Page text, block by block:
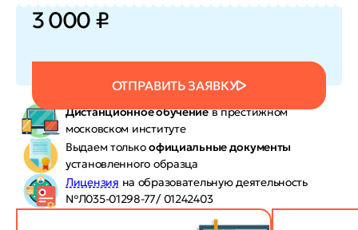
3 000 ₽
ОТПРАВИТЬ ЗАЯВКУ
Дистанционное обучениев престижном
московском институте
Выдаем толькоофициальные документы
установленного образца
Лицензия на образовательную деятельность
№Л035-01298-77/ 01242403